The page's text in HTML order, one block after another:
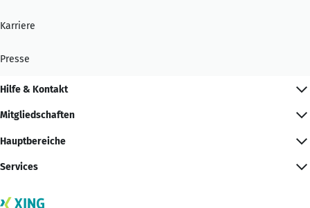
Karriere
Presse
Hilfe & Kontakt
Mitgliedschaften
Hauptbereiche
Services